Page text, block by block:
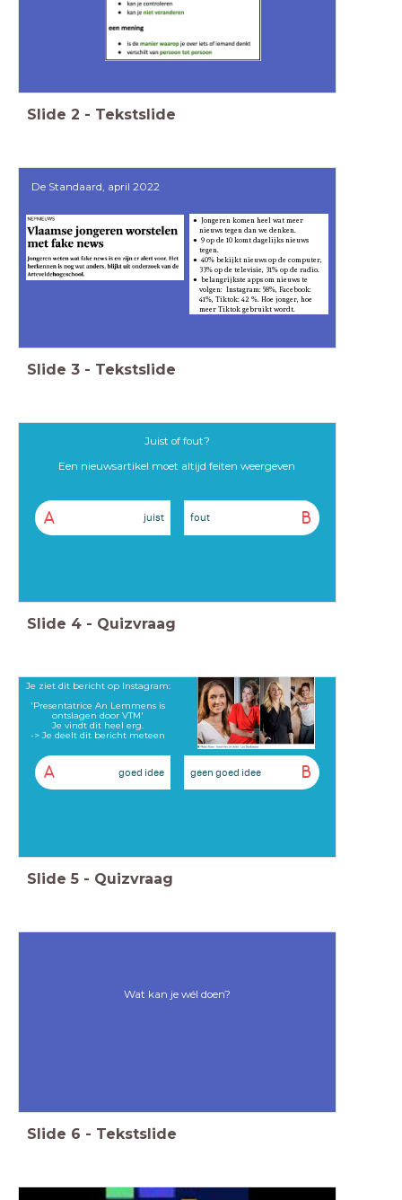
Slide 2 - Tekstslide
De Standaard, april 2022
Jongeren komen heel wat meer
nieuws tegen dan we denken.
9 op de 10 komt dagelijks nieuws
tegen.
40% bekijkt nieuws op de computer,
33% op de televisie, 31% op de radio.
belangrijkste apps om nieuws te
volgen: Instagram: 58%, Facebook:
41%, Tiktok: 42 %. Hoe jonger, hoe
meer Tiktok gebruikt wordt.
Slide 3 - Tekstslide
Juist of fout?
Een nieuwsartikel moet altijd feiten weergeven
A juist B
fout
Slide 4 - Quizvraag
Je ziet dit bericht op Instagram:
'Presentatrice An Lemmens is
ontslagen door VTM'
Je vindt dit heel erg.
-> Je deelt dit bericht meteen
A goed idee B
geen goed idee
Slide 5 - Quizvraag
Wat kan je wél doen?
Slide 6 - Tekstslide